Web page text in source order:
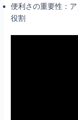
便利さの重要性：
役割